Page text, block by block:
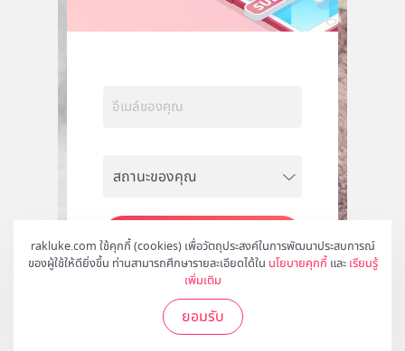
rakluke.com ใช้คุกกี้ (cookies) เพื่อวัตถุประสงค์ในการพัฒนาประสบการณ์
ของผู้ใช้ให้ดียิ่งขึ้น ท่านสามารถศึกษารายละเอียดได้ใน นโยบายคุกกี้ และ เรียนรู้
เพิ่มเติม
ยอมรับ
สมัคร
ติดตามเราได้ที่